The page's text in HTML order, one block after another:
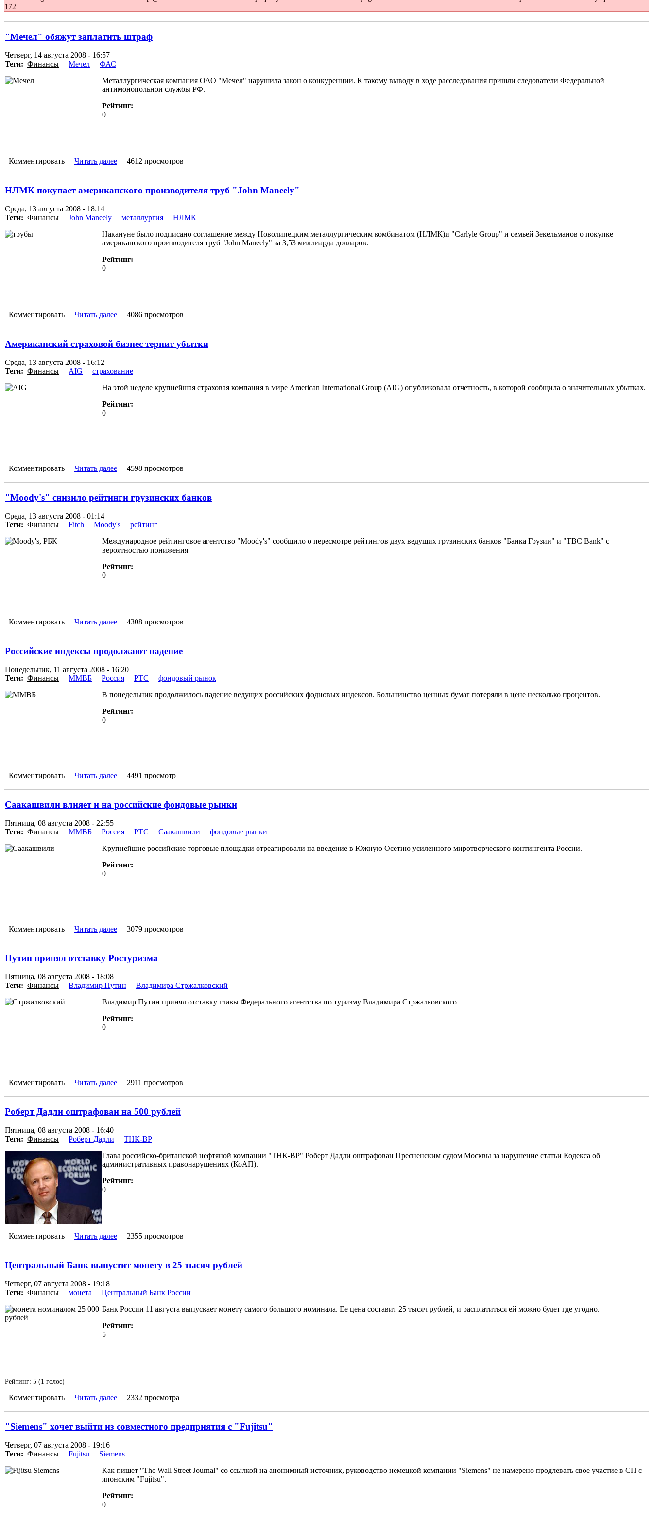
172.
"Мечел" обяжут заплатить штраф
Четверг, 14 августа 2008 - 16:57
Теги: Финансы Мечел
ФАС
Металлургическая компания ОАО "Мечел" нарушила закон о конкуренции. К такому выводу в ходе расследования пришли следователи Федеральной
антимонопольной службы РФ.
Рейтинг:
0
Комментировать Читать далее 4612 просмотров
НЛМК покупает американского производителя труб "John Maneely"
Среда, 13 августа 2008 - 18:14
Теги: Финансы John Maneely металлургия
НЛМК
Накануне было подписано соглашение между Новолипецким металлургическим комбинатом (НЛМК)и "Carlyle Group" и семьей Зекельманов о покупке
американского производителя труб "John Maneely" за 3,53 миллиарда долларов.
Рейтинг:
0
Комментировать Читать далее 4086 просмотров
Американский страховой бизнес терпит убытки
Среда, 13 августа 2008 - 16:12
Теги: Финансы AIG
страхование
На этой неделе крупнейшая страховая компания в мире American International Group (AIG) опубликовала отчетность, в которой сообщила о значительных убытках.
Рейтинг:
0
Комментировать Читать далее 4598 просмотров
"Moody's" снизило рейтинги грузинских банков
Среда, 13 августа 2008 - 01:14
Теги: Финансы Fitch Moody's
рейтинг
Международное рейтинговое агентство "Moody's" сообщило о пересмотре рейтингов двух ведущих грузинских банков "Банка Грузии" и "TBC Bank" с
вероятностью понижения.
Рейтинг:
0
Комментировать Читать далее 4308 просмотров
Российские индексы продолжают падение
Понедельник, 11 августа 2008 - 16:20
Теги: Финансы ММВБ Россия РТС
фондовый рынок
В понедельник продолжилось падение ведущих российских фодновых индексов. Большинство ценных бумаг потеряли в цене несколько процентов.
Рейтинг:
0
Комментировать Читать далее 4491 просмотр
Саакашвили влияет и на российские фондовые рынки
Пятница, 08 августа 2008 - 22:55
Теги: Финансы ММВБ Россия РТС Саакашвили
фондовые рынки
Крупнейшие российские торговые площадки отреагировали на введение в Южную Осетию усиленного миротворческого контингента России.
Рейтинг:
0
Комментировать Читать далее 3079 просмотров
Путин принял отставку Ростуризма
Пятница, 08 августа 2008 - 18:08
Теги: Финансы Владимир Путин
Владимира Стржалковский
Владимир Путин принял отставку главы Федерального агентства по туризму Владимира Стржалковского.
Рейтинг:
0
Комментировать Читать далее 2911 просмотров
Роберт Дадли оштрафован на 500 рублей
Пятница, 08 августа 2008 - 16:40
Теги: Финансы Роберт Дадли
ТНК-BP
Глава российско-британской нефтяной компании "ТНК-BP" Роберт Дадли оштрафован Пресненским судом Москвы за нарушение статьи Кодекса об
административных правонарушениях (КоАП).
Рейтинг:
0
Комментировать Читать далее 2355 просмотров
Центральный Банк выпустит монету в 25 тысяч рублей
Четверг, 07 августа 2008 - 19:18
Теги: Финансы монета
Центральный Банк России
Банк России 11 августа выпускает монету самого большого номинала. Ее цена составит 25 тысяч рублей, и расплатиться ей можно будет где угодно.
Рейтинг:
5
Рейтинг: 5 (1 голос)
Комментировать Читать далее 2332 просмотра
"Siemens" хочет выйти из совместного предприятия с "Fujitsu"
Четверг, 07 августа 2008 - 19:16
Теги: Финансы Fujitsu
Siemens
Как пишет "The Wall Street Journal" со ссылкой на анонимный источник, руководство немецкой компании "Siemens" не намерено продлевать свое участие в СП с
японским "Fujitsu".
Рейтинг:
0